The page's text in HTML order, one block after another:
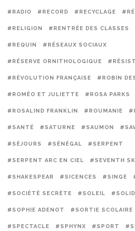
#RADIO #RECORD #RECYCLAGE
#RELIGION #RENTRÉE DES CLASSES
#REQUIN #RÉSEAUX SOCIAUX
#RÉSERVE ORNITHOLOGIQUE
#RÉVOLUTION FRANÇAISE #ROBIN
#ROMÉO ET JULIETTE #ROSA PARKS
#ROSALIND FRANKLIN #ROUMANIE
#SANTÉ #SATURNE #SAUMON
#SÉJOURS #SÉNÉGAL #SERPENT
#SERPENT ARC EN CIEL #SEVENTH
#SHAKESPEAR #SICENCES #SINGE
#SOCIÉTÉ SECRÈTE #SOLEIL
#SOPHIE ADENOT #SORTIE SCOLAIRE
#SPECTACLE #SPHYNX #SPORT